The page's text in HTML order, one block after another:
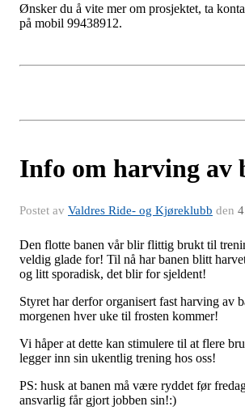
Ønsker du å vite mer om prosjektet, ta
på mobil 99438912.
Info om harving av
Postet av Valdres Ride- og Kjøreklubb den
Den flotte banen vår blir flittig brukt til
veldig glade for! Til nå har banen blitt
og litt sporadisk, det blir for sjeldent!
Styret har derfor organisert fast harving av
morgenen hver uke til frosten kommer!
Vi håper at dette kan stimulere til at flere
legger inn sin ukentlig trening hos oss!
PS: husk at banen må være ryddet før
ansvarlig får gjort jobben sin!:)